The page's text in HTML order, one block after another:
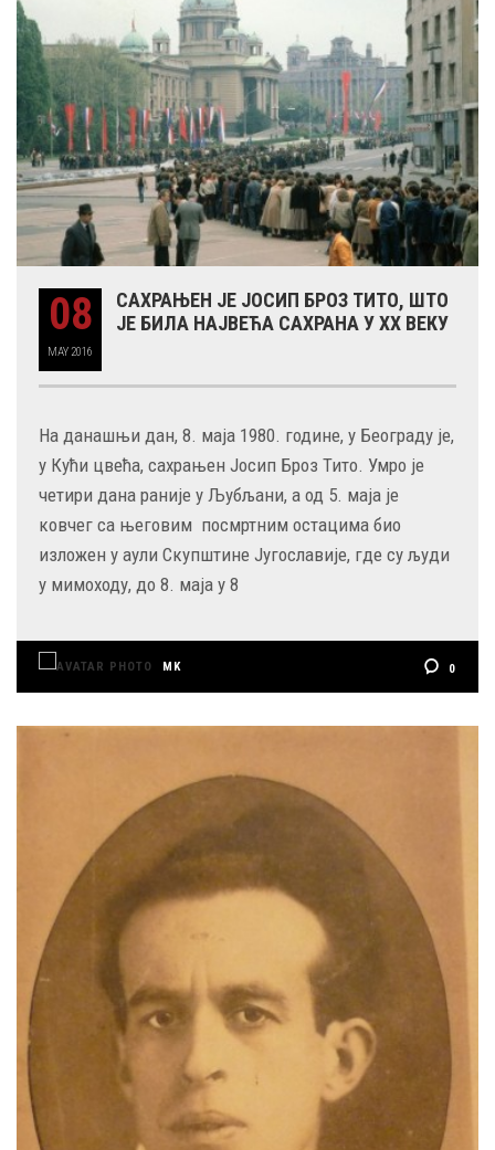
08
MAY 2016
САХРАЊЕН ЈЕ ЈОСИП БРОЗ ТИТО, ШТО
ЈЕ БИЛА НАЈВЕЋА САХРАНА У XX ВЕКУ
На данашњи дан, 8. маја 1980. године, у Београду је,
у Кући цвећа, сахрањен Јосип Броз Тито. Умро је
четири дана раније у Љубљани, а од 5. маја је
ковчег са његовим посмртним остацима био
изложен у аули Скупштине Југославије, где су људи
у мимоходу, до 8. маја у 8
MK 0